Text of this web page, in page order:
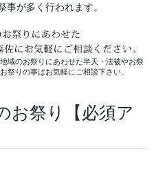
が多く行われます。
域のお祭りにあわせた半天・法被やお祭
祭りの事はお気軽にご相談下さい。
お祭り【必須ア